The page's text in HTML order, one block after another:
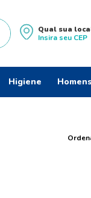
Qual sua
Insira seu CEP
Higiene Homens